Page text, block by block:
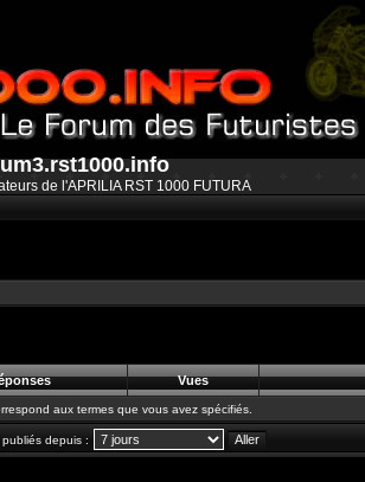
de l'APRILIA RST 1000 FUTURA
Vues
aux termes que vous avez spécifiés.
depuis :